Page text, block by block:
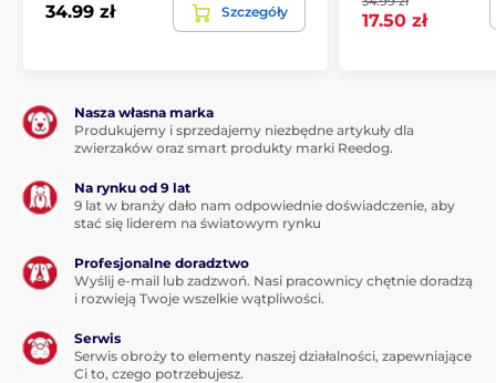
34.99 zł Szczegóły 17.50 zł
Nasza własna marka
Produkujemy i sprzedajemy niezbędne artykuły dla
zwierzaków oraz smart produkty marki Reedog.
Na rynku od 9 lat
9 lat w branży dało nam odpowiednie doświadczenie, aby
stać się liderem na światowym rynku
Profesjonalne doradztwo
Wyślij e-mail lub zadzwoń. Nasi pracownicy chętnie doradzą
i rozwieją Twoje wszelkie wątpliwości.
Serwis
Serwis obroży to elementy naszej działalności, zapewniające
Ci to, czego potrzebujesz.